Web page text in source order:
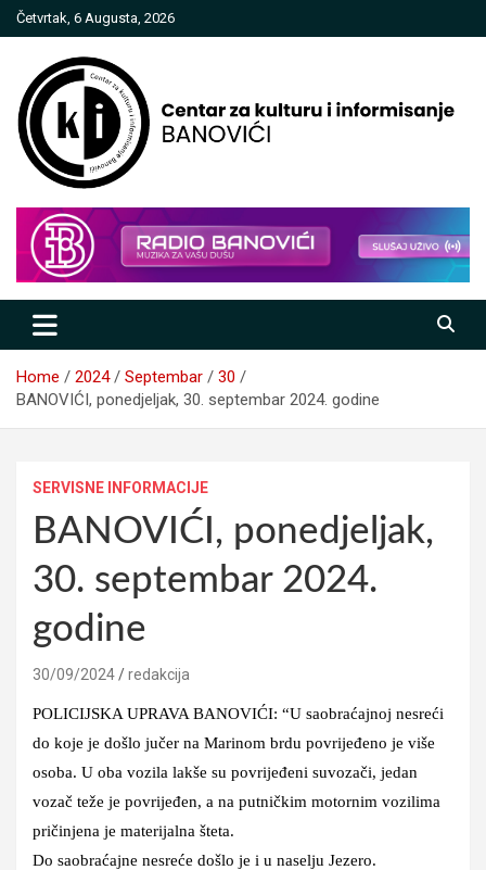
Skip
to
Četvrtak, 6 Augusta, 2026
Centar za kulturu i informisanje
Banovići
Home 2024 Septembar
30
BANOVIĆI, ponedjeljak, 30. septembar 2024. godine
SERVISNE INFORMACIJE
BANOVIĆI, ponedjeljak,
30. septembar 2024.
godine
30/09/2024 redakcija
POLICIJSKA UPRAVA BANOVIĆI: “U saobraćajnoj nesreći
do koje je došlo jučer na Marinom brdu povrijeđeno je više
osoba. U oba vozila lakše su povrijeđeni suvozači, jedan
vozač teže je povrijeđen, a na putničkim motornim vozilima
pričinjena je materijalna šteta.
Do saobraćajne nesreće došlo je i u naselju Jezero.